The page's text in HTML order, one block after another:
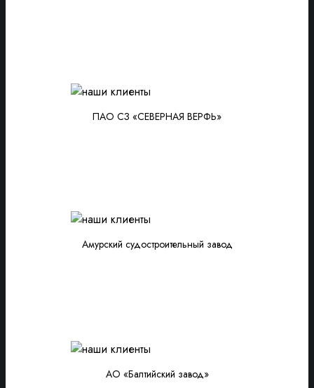
ПАО СЗ «СЕВЕРНАЯ ВЕРФЬ»
Амурский судостроительный завод
АО «Балтийский завод»